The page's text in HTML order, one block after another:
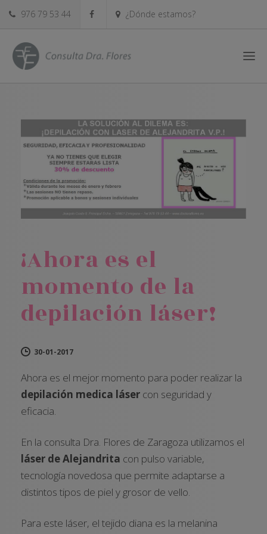
976 79 53 44 ¿Dónde estamos?
¡Ahora es el
momento de la
depilación láser!
30-01-2017
Ahora es el mejor momento para poder realizar la
depilación medica láser con seguridad y
eficacia.
En la consulta Dra. Flores de Zaragoza utilizamos el
láser de Alejandrita con pulso variable,
tecnología novedosa que permite adaptarse a
distintos tipos de piel y grosor de vello.
Para este láser, el tejido diana es la melanina